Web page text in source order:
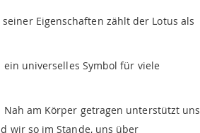
Eigenschaften zählt der Lotus als
universelles Symbol für viele
am Körper getragen unterstützt uns
wir so im Stande, uns über